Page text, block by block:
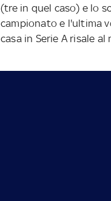
(tre in quel caso) e lo
campionato e l'ultima
casa in Serie A risale